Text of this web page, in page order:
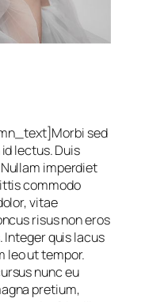
sed
lectus. Duis
imperdiet
commodo
vitae
risus non eros
Integer quis lacus
leo ut tempor.
nunc eu
pretium,